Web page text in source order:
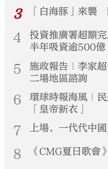
3 「白海豚」來襲
4
投資推廣署超額
半年吸資逾500億
5
施政報告｜李家
二場地區諮詢
6
環球時報海風｜
「皇帝新衣」
7 上場，一代代中
8 《CMG夏日歌會